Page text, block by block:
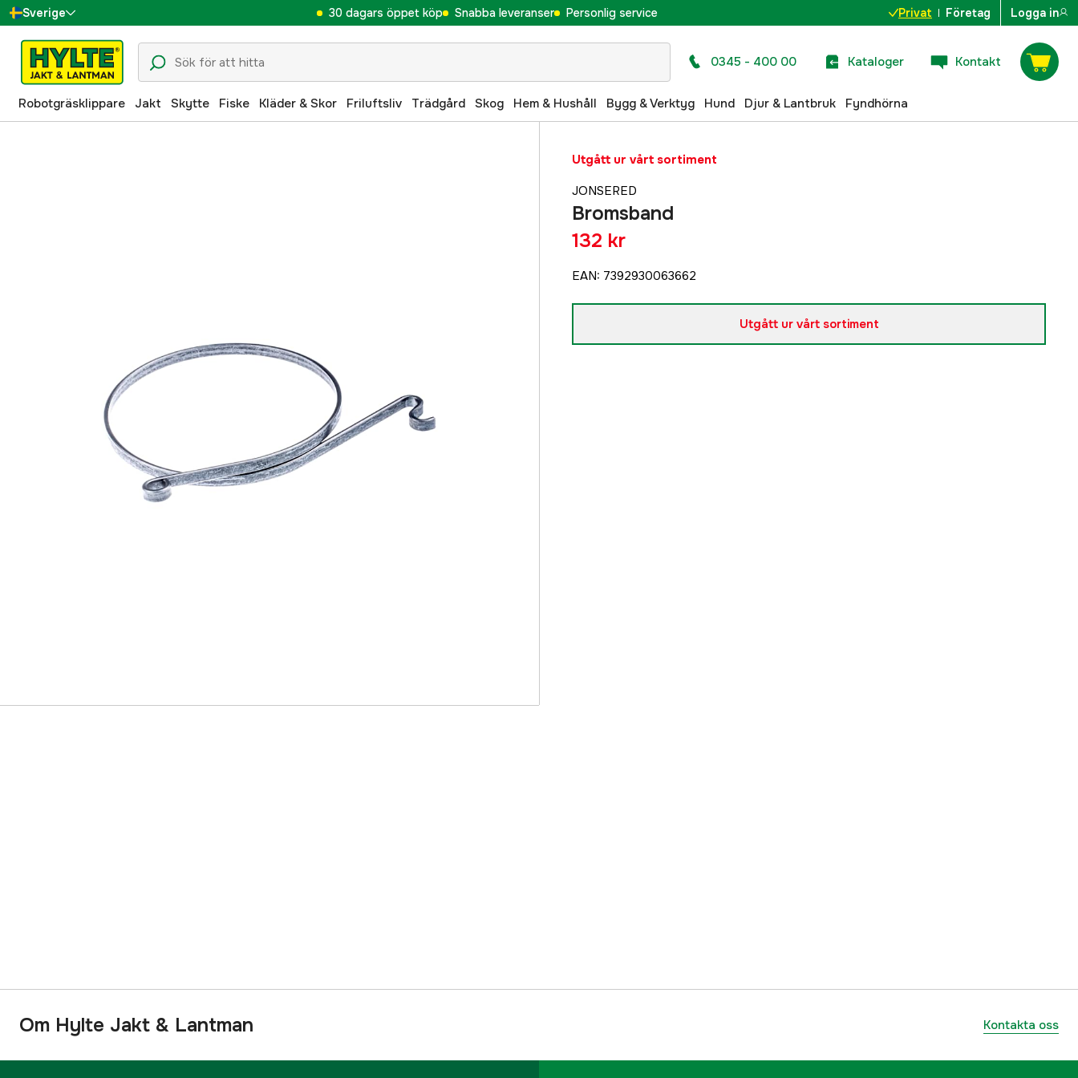
Sverige
Danmark
Suomi
Norge
30 dagars öppet köp Snabba leveranser Personlig service Privat Företag Logga in
0345 - 400 00 Kataloger Kontakt
Robotgräsklippare Jakt Skytte Fiske Kläder & Skor Friluftsliv Trädgård Skog Hem & Hushåll Bygg & Verktyg Hund Djur & Lantbruk Fyndhörna
Utgått ur vårt sortiment
JONSERED
Bromsband
132 kr
EAN: 7392930063662
Utgått ur vårt sortiment
Om Hylte Jakt & Lantman Kontakta oss